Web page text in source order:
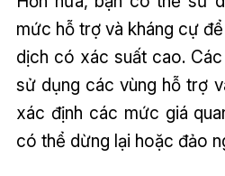
mức hỗ trợ và kháng cự
dịch có xác suất cao.
sử dụng các vùng hỗ trợ
xác định các mức giá
có thể dừng lại hoặc đảo